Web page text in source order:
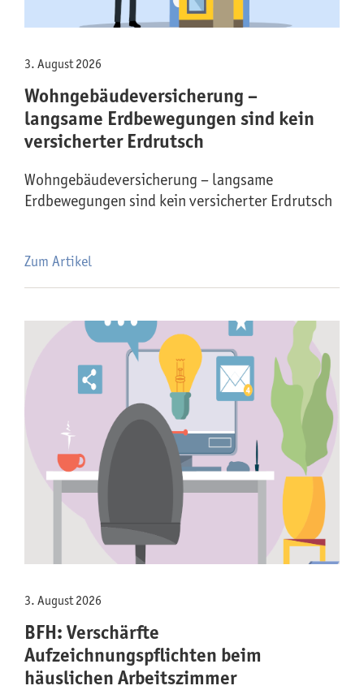
3. August 2026
Wohngebäude­versicherung –
langsame Erdbewegungen sind kein
versicherter Erdrutsch
Wohngebäude­versicherung – langsame
Erdbewegungen sind kein versicherter Erdrutsch
Zum Artikel
3. August 2026
BFH: Verschärfte
Aufzeichnungspflichten beim
häuslichen Arbeitszimmer